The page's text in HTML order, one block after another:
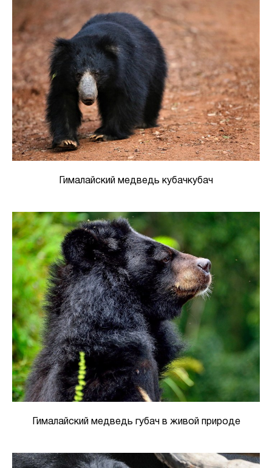
Гималайский медведь кубачкубач
Гималайский медведь губач в живой природе